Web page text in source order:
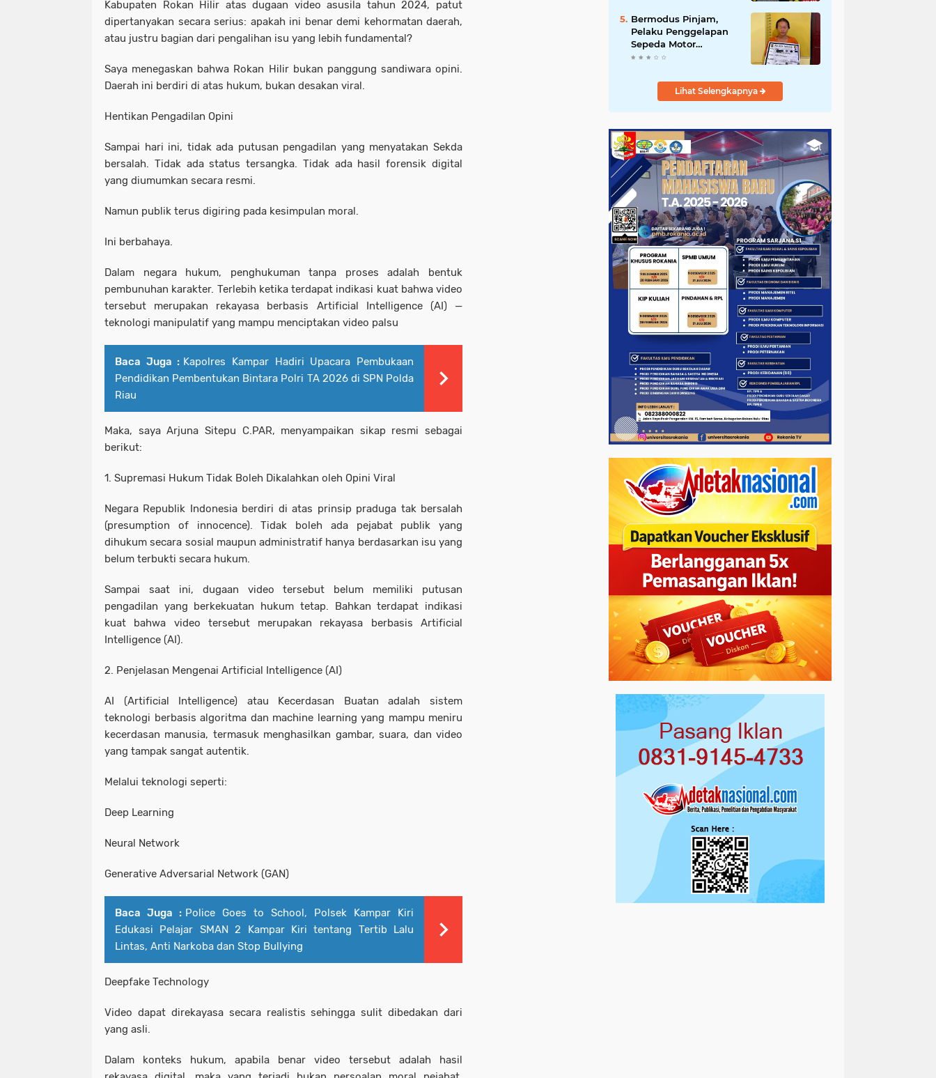
Kabupaten Rokan Hilir atas dugaan video asusila tahun 2024, patut
dipertanyakan secara serius: apakah ini benar demi kehormatan daerah,
atau justru bagian dari pengalihan isu yang lebih fundamental?
Saya menegaskan bahwa Rokan Hilir bukan panggung sandiwara opini.
Daerah ini berdiri di atas hukum, bukan desakan viral.
Hentikan Pengadilan Opini
Sampai hari ini, tidak ada putusan pengadilan yang menyatakan Sekda
bersalah. Tidak ada status tersangka. Tidak ada hasil forensik digital
yang diumumkan secara resmi.
Namun publik terus digiring pada kesimpulan moral.
Ini berbahaya.
Dalam negara hukum, penghukuman tanpa proses adalah bentuk
pembunuhan karakter. Terlebih ketika terdapat indikasi kuat bahwa video
tersebut merupakan rekayasa berbasis Artificial Intelligence (AI) —
teknologi manipulatif yang mampu menciptakan video palsu
Baca Juga : Kapolres Kampar Hadiri Upacara Pembukaan
Pendidikan Pembentukan Bintara Polri TA 2026 di SPN Polda
Riau
Maka, saya Arjuna Sitepu C.PAR, menyampaikan sikap resmi sebagai
berikut:
1. Supremasi Hukum Tidak Boleh Dikalahkan oleh Opini Viral
Negara Republik Indonesia berdiri di atas prinsip praduga tak bersalah
(presumption of innocence). Tidak boleh ada pejabat publik yang
dihukum secara sosial maupun administratif hanya berdasarkan isu yang
belum terbukti secara hukum.
Sampai saat ini, dugaan video tersebut belum memiliki putusan
pengadilan yang berkekuatan hukum tetap. Bahkan terdapat indikasi
kuat bahwa video tersebut merupakan rekayasa berbasis Artificial
Intelligence (AI).
2. Penjelasan Mengenai Artificial Intelligence (AI)
AI (Artificial Intelligence) atau Kecerdasan Buatan adalah sistem
teknologi berbasis algoritma dan machine learning yang mampu meniru
kecerdasan manusia, termasuk menghasilkan gambar, suara, dan video
yang tampak sangat autentik.
Melalui teknologi seperti:
Deep Learning
Neural Network
Generative Adversarial Network (GAN)
Baca Juga : Police Goes to School, Polsek Kampar Kiri
Edukasi Pelajar SMAN 2 Kampar Kiri tentang Tertib Lalu
Lintas, Anti Narkoba dan Stop Bullying
Deepfake Technology
Video dapat direkayasa secara realistis sehingga sulit dibedakan dari
yang asli.
Dalam konteks hukum, apabila benar video tersebut adalah hasil
Sisir Sungai Kampar
Bermodus Pinjam,
Pelaku Penggelapan
Sepeda Motor
Ditangkap Polsek
Lihat Selengkapnya